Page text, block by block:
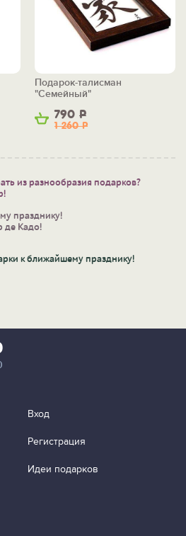
790 Р
1 260Р
Подарок-талисман
"Семейный"
из разнообразия подарков?
празднику!
де Кадо!
к ближайшему празднику!
Вход
Регистрация
Идеи подарков